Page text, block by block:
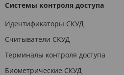
Системы контроля доступа
Идентификаторы СКУД
Считыватели СКУД
Терминалы контроля доступа
Биометрические СКУД